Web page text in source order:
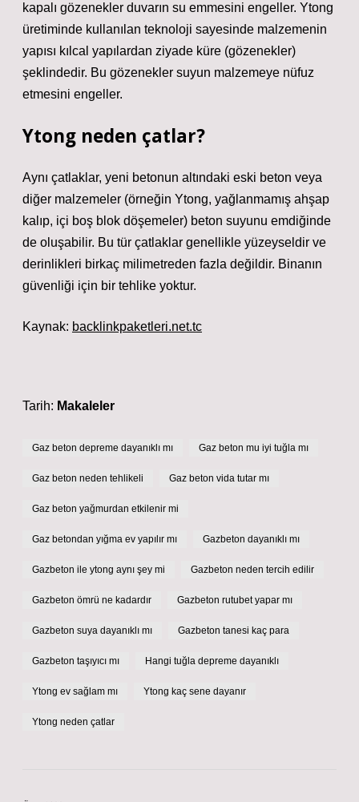
kapalı gözenekler duvarın su emmesini engeller. Ytong
üretiminde kullanılan teknoloji sayesinde malzemenin
yapısı kılcal yapılardan ziyade küre (gözenekler)
şeklindedir. Bu gözenekler suyun malzemeye nüfuz
etmesini engeller.
Ytong neden çatlar?
Aynı çatlaklar, yeni betonun altındaki eski beton veya
diğer malzemeler (örneğin Ytong, yağlanmamış ahşap
kalıp, içi boş blok döşemeler) beton suyunu emdiğinde
de oluşabilir. Bu tür çatlaklar genellikle yüzeyseldir ve
derinlikleri birkaç milimetreden fazla değildir. Binanın
güvenliği için bir tehlike yoktur.
Kaynak: backlinkpaketleri.net.tc
Tarih: Makaleler
Gaz beton depreme dayanıklı mı Gaz beton mu iyi tuğla mı
Gaz beton neden tehlikeli Gaz beton vida tutar mı
Gaz beton yağmurdan etkilenir mi
Gaz betondan yığma ev yapılır mı Gazbeton dayanıklı mı
Gazbeton ile ytong aynı şey mi Gazbeton neden tercih edilir
Gazbeton ömrü ne kadardır Gazbeton rutubet yapar mı
Gazbeton suya dayanıklı mı Gazbeton tanesi kaç para
Gazbeton taşıyıcı mı Hangi tuğla depreme dayanıklı
Ytong ev sağlam mı Ytong kaç sene dayanır
Ytong neden çatlar